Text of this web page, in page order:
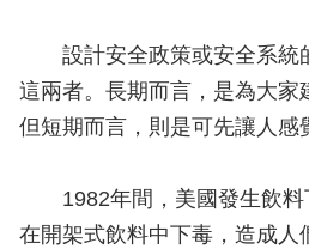
設計安全政策或安全系統
這兩者。長期而言，是為大家
但短期而言，則是可先讓人感
1982年間，美國發生飲料
在開架式飲料中下毒，造成人